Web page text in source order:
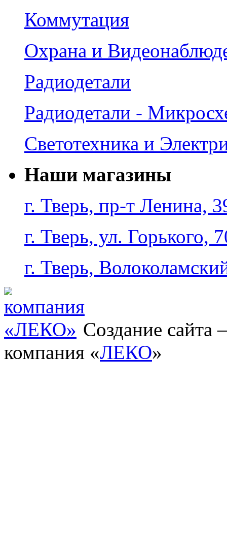
Коммутация
Охрана и
Радиодетали
Радиодетали -
Светотехника и
Наши магазины
г. Тверь, пр-т Ленина,
г. Тверь, ул. Горького,
г. Тверь,
Создание сайта
компания «ЛЕКО»